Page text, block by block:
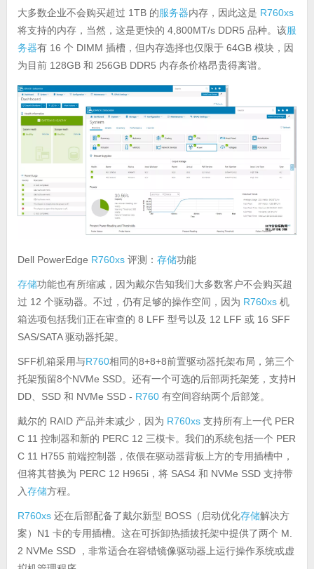
大多数企业不会购买超过 1TB 的服务器内存，因此这是 R760xs
将支持的内存，当然，这是更快的 4,800MT/s DDR5 品种。该服
务器有 16 个 DIMM 插槽，但内存选择也仅限于 64GB 模块，因
为目前 128GB 和 256GB DDR5 内存条价格昂贵得离谱。
Dell PowerEdge R760xs评测： 存储功能
存储功能也有所缩减，因为戴尔告知我们大多数客户不会购买超
过 12 个驱动器。不过，仍有足够的操作空间，因为 R760xs机
箱选项包括我们正在审查的 8 LFF 型号以及 12 LFF 或 16 SFF
SAS/SATA 驱动器托架。
SFF机箱采用与R760相同的8+8+8前置驱动器托架布局，第三个
托架预留8个NVMe SSD。还有一个可选的后部两托架笼，支持H
DD、SSD 和 NVMe SSD - R760有空间容纳两个后部笼。
戴尔的 RAID 产品并未减少，因为 R760xs支持所有上一代 PER
C 11 控制器和新的 PERC 12 三模卡。我们的系统包括一个 PER
C 11 H755 前端控制器，依偎在驱动器背板上方的专用插槽中，
但将其替换为 PERC 12 H965i，将 SAS4 和 NVMe SSD 支持带
入存储方程。
R760xs还在后部配备了戴尔新型 BOSS（启动优化存储解决方
案）N1 卡的专用插槽。这在可拆卸热插拔托架中提供了两个 M.
2 NVMe SSD ，非常适合在容错镜像驱动器上运行操作系统或虚